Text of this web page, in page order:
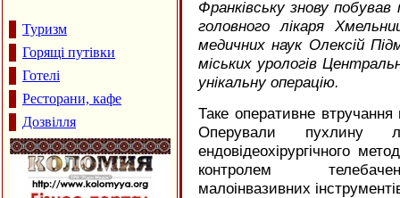
Туризм
Горящі путівки
Готелі
Ресторани, кафе
Дозвілля
Франківську знову побував
головного лікаря
медичних наук Олексій
міських урологів
унікальну операцію.
Таке оперативне
Оперували пухлину
ендовідеохірургічного
контролем
малоінвазивних